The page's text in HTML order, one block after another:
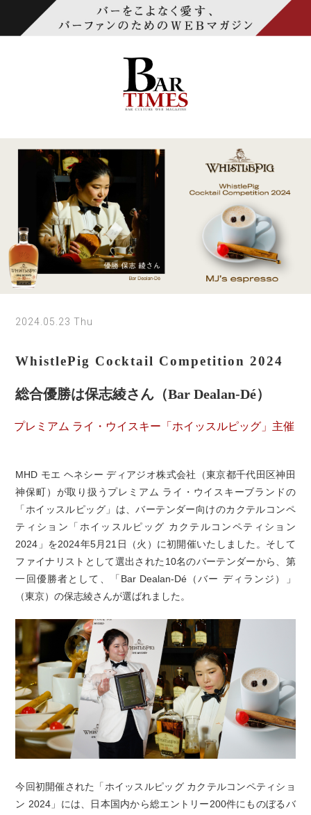
2024.05.23 Thu
WhistlePig Cocktail Competition 2024
総合優勝は保志綾さん（Bar Dealan-Dé）
プレミアム ライ・ウイスキー「ホイッスルピッグ」主催
MHD モエ ヘネシー ディアジオ株式会社（東京都千代田区神田
神保町）が取り扱うプレミアム ライ・ウイスキーブランドの
「ホイッスルピッグ」は、バーテンダー向けのカクテルコンペ
ティション「ホイッスルピッグ カクテルコンペティション
2024」を2024年5月21日（火）に初開催いたしました。そして
ファイナリストとして選出された10名のバーテンダーから、第
一回優勝者として、「Bar Dealan-Dé（バー ディランジ）」
（東京）の保志綾さんが選ばれました。
今回初開催された「ホイッスルピッグ カクテルコンペティショ
ン 2024」には、日本国内から総エントリー200件にものぼるバ